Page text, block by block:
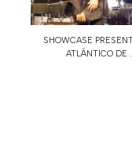
SHOWCASE
ATLÁNTICO DE